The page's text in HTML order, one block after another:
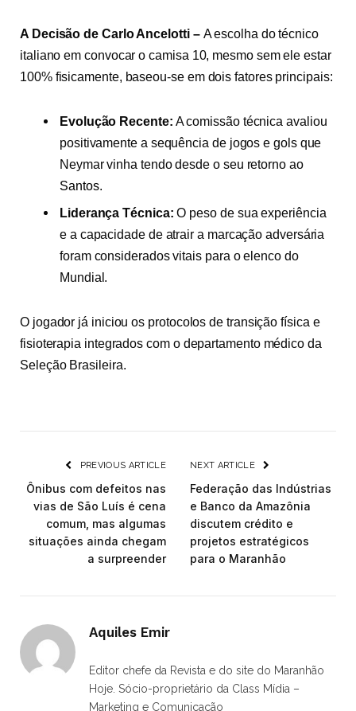
A Decisão de Carlo Ancelotti – A escolha do técnico
italiano em convocar o camisa 10, mesmo sem ele estar
100% fisicamente, baseou-se em dois fatores principais:
Evolução Recente: A comissão técnica avaliou
positivamente a sequência de jogos e gols que
Neymar vinha tendo desde o seu retorno ao
Santos.
Liderança Técnica: O peso de sua experiência
e a capacidade de atrair a marcação adversária
foram considerados vitais para o elenco do
Mundial.
O jogador já iniciou os protocolos de transição física e
fisioterapia integrados com o departamento médico da
Seleção Brasileira.
PREVIOUS ARTICLE
Ônibus com defeitos nas
vias de São Luís é cena
comum, mas algumas
situações ainda chegam
a surpreender
NEXT ARTICLE
Federação das Indústrias
e Banco da Amazônia
discutem crédito e
projetos estratégicos
para o Maranhão
Aquiles Emir
Editor chefe da Revista e do site do Maranhão
Hoje. Sócio-proprietário da Class Mídia –
Marketing e Comunicação